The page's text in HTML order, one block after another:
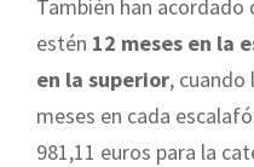
También han
estén 12 meses en la
en la superior, cuando
meses en cada
981,11 euros para la